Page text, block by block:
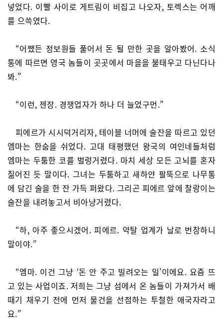
넣었다. 이빨 사이로 게트림이 비집고 나오자, 토렉스는 어깨
를 으쓱였다.
“어쨌든 정보원들 풀어서 돈 될 만한 곳을 알아봤어. 소식
통에 따르면 영국 놈들이 곳곳에서 마을을 불태우고 다닌다나
봐.”
“이런, 젠장. 경쟁업자가 하나 더 늘었구먼.”
피에르가 시시덕거리자, 테이블 너머에 술잔을 따르고 있던
엠마는 한숨을 쉬었다. 고대 태평했던 왕국의 여인네들처럼
엠마는 두툼한 코를 벌렁거렸다. 마치 세상 모든 고뇌를 혼자
짊어진 듯 말이다. 그녀는 두툼하고 새하얀 팔뚝으로 나무통
에 담긴 술을 한 잔 가득 퍼왔다. 그리곤 피에르 앞에 찰랑이는
술잔을 내려놓고서 비아냥거렸다.
“하, 아주 좋으시겠어. 피에르. 약탈 업계가 날로 번창하니
말이야.”
“엠마. 이건 그냥 ‘돈 안 주고 빌려오는 일’이에요. 요즘 뜨
고 있는 사업이죠. 저희는 그냥 섬에서 온 놈들이 가져가서 배
때기 채우기 전에 먼저 물건을 선점하는 투철한 애국자라고
요.”